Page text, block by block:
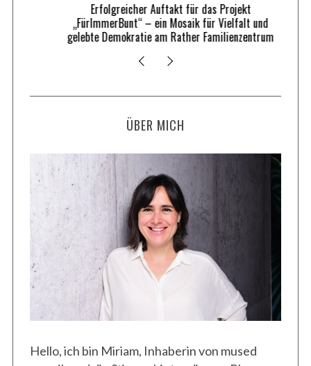
Erfolgreicher Auftakt für das Projekt
„FürImmerBunt“ – ein Mosaik für Vielfalt und
gelebte Demokratie am Rather Familienzentrum
ÜBER MICH
Hello, ich bin Miriam, Inhaberin von mused
S
e
a
r
r
: